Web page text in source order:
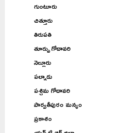
గుంటూరు
చిత్తూరు
తిరుపతి
తూర్పు గోదావరి
నెల్లూరు
పల్నాడు
పశ్చిమ గోదావరి
పార్వతీపురం మన్యం
ప్రకాశం